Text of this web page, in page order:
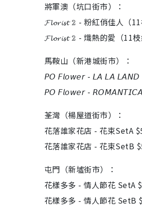
將軍澳（坑口街市）：
𝓕𝓵𝓸𝓻𝓲𝓼𝓽 𝟚 - 粉紅俏佳人（
𝓕𝓵𝓸𝓻𝓲𝓼𝓽 𝟚 - 熾熱的愛（11
馬鞍山（新港城街市）：
𝘗𝘖 𝘍𝘭𝘰𝘸𝘦𝘳 - 𝘓𝘈 𝘓𝘈 𝘓𝘈𝘕𝘋
𝘗𝘖 𝘍𝘭𝘰𝘸𝘦𝘳 - 𝘙𝘖𝘔𝘈𝘕𝘛𝘐𝘊𝘈
荃灣（楊屋道街市）：
花落誰家花店 - 花束SetA
花落誰家花店 - 花束SetB
屯門（新墟街市）：
花樣多多 - 情人節花 SetA
花樣多多 - 情人節花 SetB